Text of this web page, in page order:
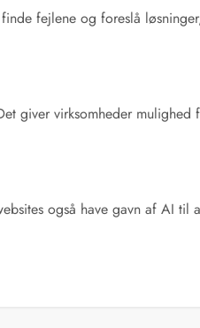
fejlene og foreslå
giver virksomheder
også have gavn af AI